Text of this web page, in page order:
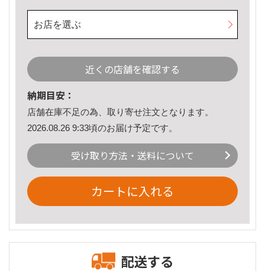
お店を選ぶ
近くの店舗を確認する
納期目安：
店舗在庫不足の為、取り寄せ注文となります。
2026.08.26 9:33頃のお届け予定です。
受け取り方法・送料について
カートに入れる
配送する